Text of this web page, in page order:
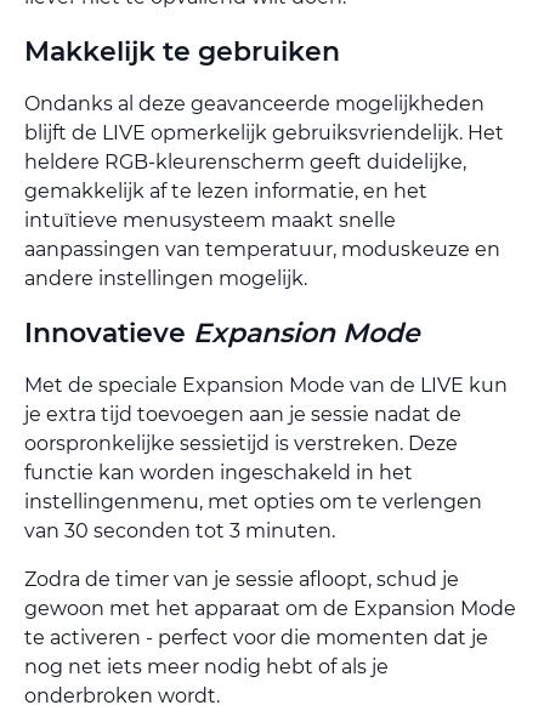
Makkelijk te gebruiken
Ondanks al deze geavanceerde mogelijkheden
blijft de LIVE opmerkelijk gebruiksvriendelijk. Het
heldere RGB-kleurenscherm geeft duidelijke,
gemakkelijk af te lezen informatie, en het
intuïtieve menusysteem maakt snelle
aanpassingen van temperatuur, moduskeuze en
andere instellingen mogelijk.
Innovatieve Expansion Mode
Met de speciale Expansion Mode van de LIVE kun
je extra tijd toevoegen aan je sessie nadat de
oorspronkelijke sessietijd is verstreken. Deze
functie kan worden ingeschakeld in het
instellingenmenu, met opties om te verlengen
van 30 seconden tot 3 minuten.
Zodra de timer van je sessie afloopt, schud je
gewoon met het apparaat om de Expansion Mode
te activeren - perfect voor die momenten dat je
nog net iets meer nodig hebt of als je
onderbroken wordt.